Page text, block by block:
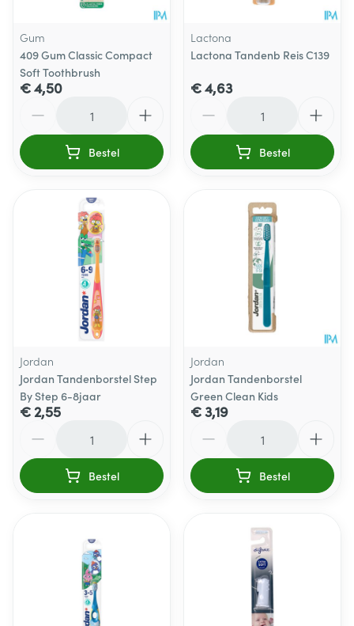
Gum
409 Gum Classic Compact
Soft Toothbrush
€ 4,50
Bestel
Lactona
Lactona Tandenb Reis C139
€ 4,63
Bestel
Jordan
Jordan Tandenborstel Step
By Step 6-8jaar
€ 2,55
Bestel
Jordan
Jordan Tandenborstel
Green Clean Kids
€ 3,19
Bestel